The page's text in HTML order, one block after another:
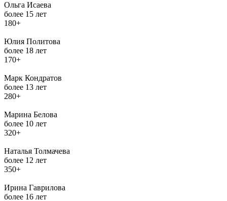
Ольга Исаева
более 15 лет
180+
Юлия Политова
более 18 лет
170+
Марк Кондратов
более 13 лет
280+
Марина Белова
более 10 лет
320+
Наталья Толмачева
более 12 лет
350+
Ирина Гаврилова
более 16 лет